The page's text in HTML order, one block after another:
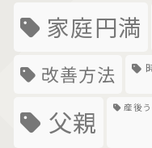
家庭円満
改善方法
父親 産後